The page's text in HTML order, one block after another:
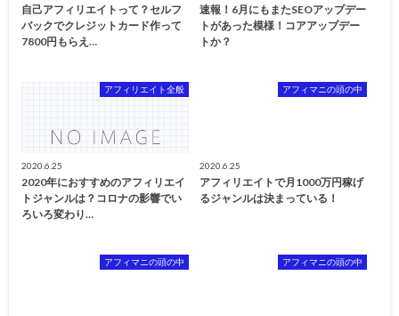
自己アフィリエイトって？セルフ
バックでクレジットカード作って
7800円もらえ…
速報！6月にもまたSEOアップデー
トがあった模様！コアアップデー
トか？
アフィリエイト全般
2020.6.25
2020年におすすめのアフィリエイ
トジャンルは？コロナの影響でい
ろいろ変わり…
アフィマニの頭の中
2020.6.25
アフィリエイトで月1000万円稼げ
るジャンルは決まっている！
アフィマニの頭の中 アフィマニの頭の中